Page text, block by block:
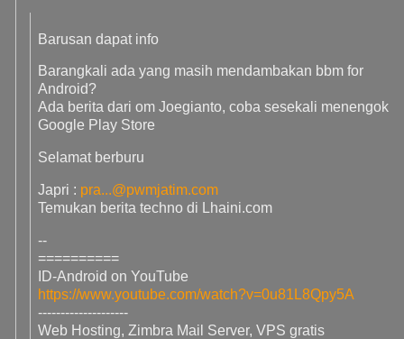
Barusan dapat info
Barangkali ada yang masih mendambakan bbm for
Android?
Ada berita dari om Joegianto, coba sesekali menengok
Google Play Store
Selamat berburu
Japri : pra...@pwmjatim.com
Temukan berita techno di Lhaini.com
--
==========
ID-Android on YouTube
https://www.youtube.com/watch?v=0u81L8Qpy5A
--------------------
Web Hosting, Zimbra Mail Server, VPS gratis